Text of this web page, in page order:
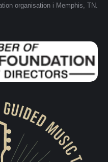
organisation i Memphis, TN.